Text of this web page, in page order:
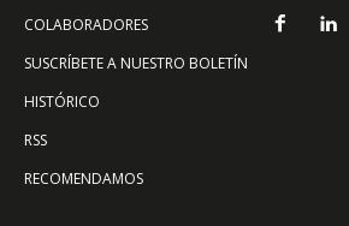
COLABORADORES
SUSCRÍBETE A NUESTRO BOLETÍN
HISTÓRICO
RSS
RECOMENDAMOS